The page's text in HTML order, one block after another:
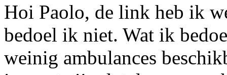
Hoi Paolo, de link heb ik
bedoel ik niet. Wat ik
weinig ambulances